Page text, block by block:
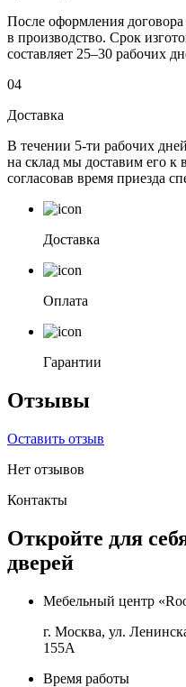
После оформления договора
в производство. Срок
составляет 25–30 рабочих
04
Доставка
В течении 5-ти рабочих
на склад мы доставим его к
согласовав время приезда
Доставка
Оплата
Гарантии
Отзывы
Оставить отзыв
Нет отзывов
Контакты
Откройте для
дверей
Мебельный центр
г. Москва, ул.
155А
Время работы